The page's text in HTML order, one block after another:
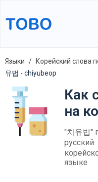
Языки Корейский слова
유법 - chiyubeop
Как
на
"치유법"
русский.
языке